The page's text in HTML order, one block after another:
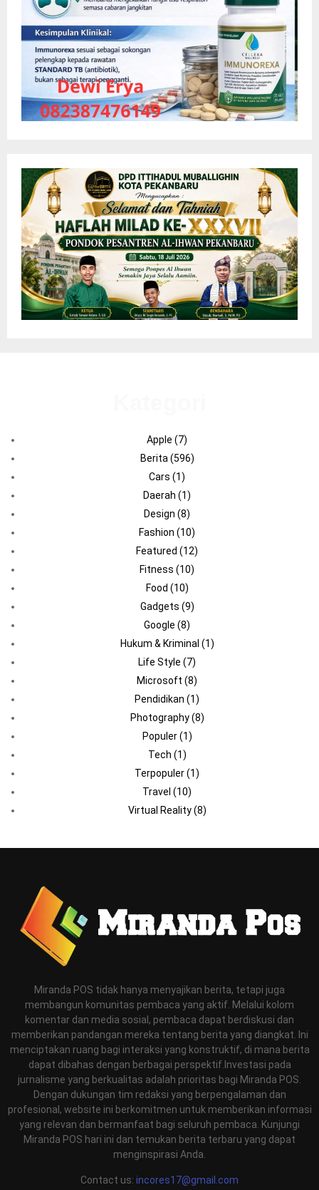
Apple (7)
Berita (596)
Cars (1)
Daerah (1)
Design (8)
Fashion (10)
Featured (12)
Fitness (10)
Food (10)
Gadgets (9)
Google (8)
Hukum & Kriminal (1)
Life Style (7)
Microsoft (8)
Pendidikan (1)
Photography(8)
Populer(1)
Tech (1)
Terpopuler(1)
Travel (10)
Virtual Reality(8)
Miranda POS tidak hanya menyajikan berita, tetapi juga
membangun komunitas pembaca yang aktif. Melalui kolom
komentar dan media sosial, pembaca dapat berdiskusi dan
memberikan pandangan mereka tentang berita yang diangkat. Ini
menciptakan ruang bagi interaksi yang konstruktif, di mana berita
dapat dibahas dengan berbagai perspektif.Investasi pada
jurnalisme yang berkualitas adalah prioritas bagi Miranda POS.
Dengan dukungan tim redaksi yang berpengalaman dan
profesional, website ini berkomitmen untuk memberikan informasi
yang relevan dan bermanfaat bagi seluruh pembaca. Kunjungi
Miranda POS hari ini dan temukan berita terbaru yang dapat
menginspirasi Anda.
Contact us: incores17@gmail.com